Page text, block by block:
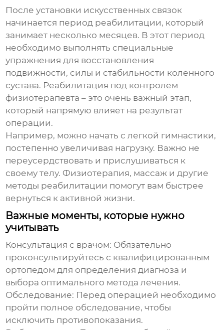
После установки искусственных связок
начинается период реабилитации, который
занимает несколько месяцев. В этот период
необходимо выполнять специальные
упражнения для восстановления
подвижности, силы и стабильности коленного
сустава. Реабилитация под контролем
физиотерапевта – это очень важный этап,
который напрямую влияет на результат
операции.
Например, можно начать с легкой гимнастики,
постепенно увеличивая нагрузку. Важно не
переусердствовать и прислушиваться к
своему телу. Физиотерапия, массаж и другие
методы реабилитации помогут вам быстрее
вернуться к активной жизни.
Важные моменты, которые нужно
учитывать
Консультация с врачом: Обязательно
проконсультируйтесь с квалифицированным
ортопедом для определения диагноза и
выбора оптимального метода лечения.
Обследование: Перед операцией необходимо
пройти полное обследование, чтобы
исключить противопоказания.